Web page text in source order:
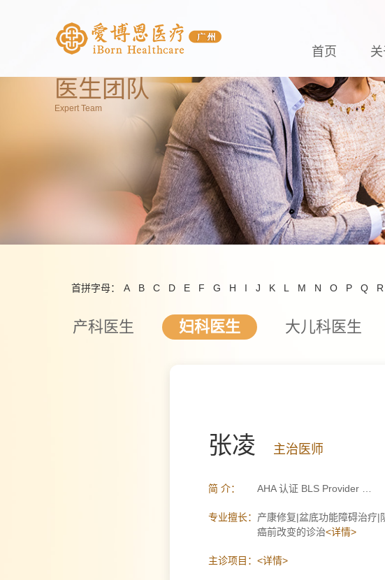
首页
医生团队
Expert Team
首拼字母： A B C D E F G H I J K L M N O P Q R
产科医生 妇科医生 大儿科医生
张凌 主治医师
简 介： AHA 认证 BLS Provider …
专业擅长： 产康修复|盆底功能障碍治疗|
癌前改变的诊治<详情>
主诊项目： <详情>